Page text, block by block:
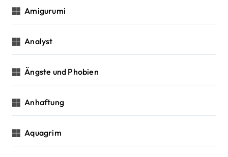
Amigurumi
Analyst
Ängste und Phobien
Anhaftung
Aquagrim